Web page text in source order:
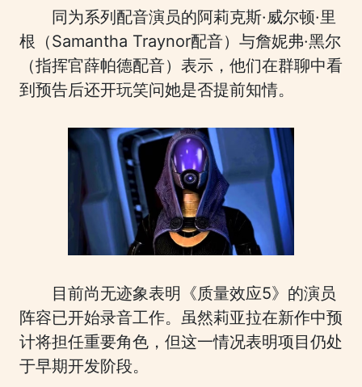
同为系列配音演员的阿莉克斯·威尔顿·里
根（Samantha Traynor配音）与詹妮弗·黑尔
（指挥官薛帕德配音）表示，他们在群聊中看
到预告后还开玩笑问她是否提前知情。
目前尚无迹象表明《质量效应5》的演员
阵容已开始录音工作。虽然莉亚拉在新作中预
计将担任重要角色，但这一情况表明项目仍处
于早期开发阶段。